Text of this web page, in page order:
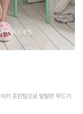
키 프린팅으로 발랄한 무드가